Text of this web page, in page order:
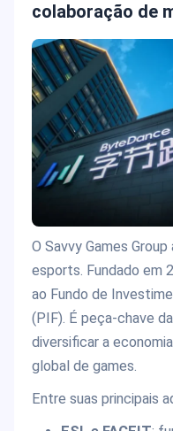
colaboração de
O Savvy Games
esports. Fundado em
ao Fundo de
(PIF). É peça-chave
diversificar a
global de games.
Entre suas principais